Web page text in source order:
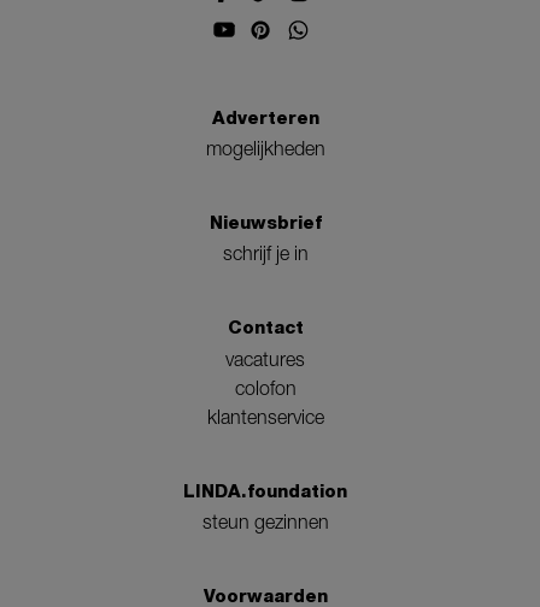
Adverteren
mogelijkheden
Nieuwsbrief
schrijf je in
Contact
vacatures
colofon
klantenservice
LINDA.foundation
steun gezinnen
Voorwaarden